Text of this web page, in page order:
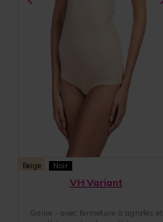
Beige Noir
VH Variant
Gaine - avec fermeture à agrafes et